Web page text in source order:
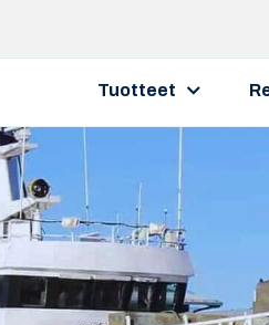
Tuotteet